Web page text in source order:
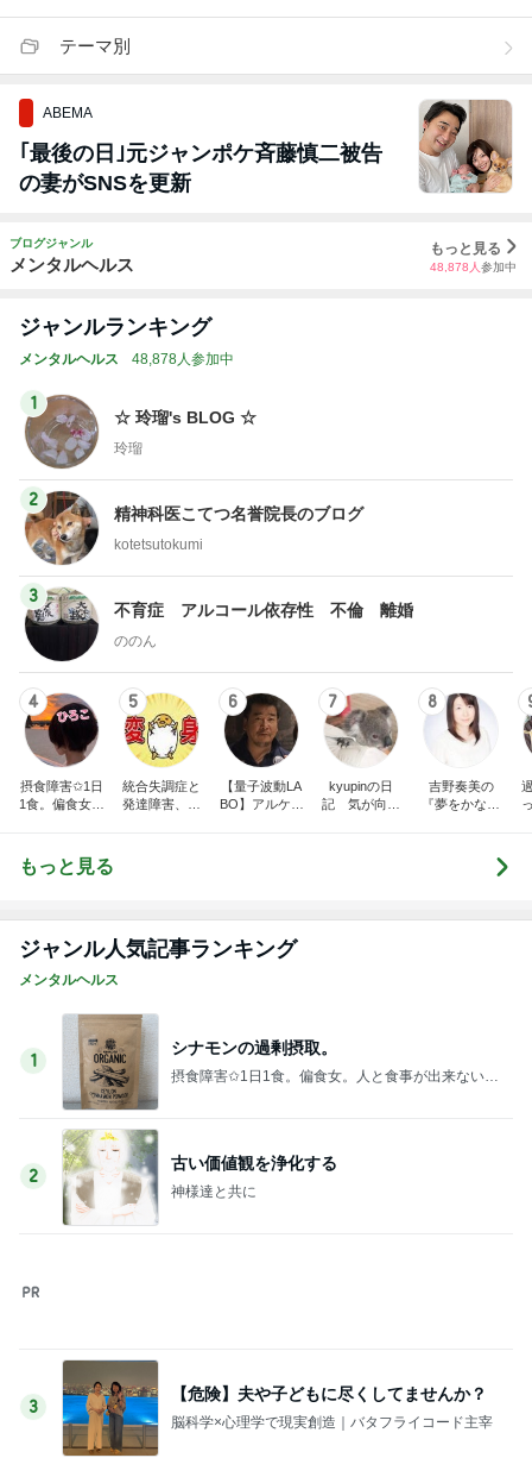
テーマ別
ABEMA
｢最後の日｣元ジャンポケ斉藤慎二被告
の妻がSNSを更新
ブログジャンル
メンタルヘルス
もっと見る
48,878 人 参加中
ジャンルランキング
メンタルヘルス 48,878人参加中
1
☆ 玲瑠's BLOG ☆
玲瑠
2
精神科医こてつ名誉院長のブログ
kotetsutokumi
3
不育症 アルコール依存性 不倫 離婚
ののん
4
摂食障害✩1日
1食。偏食女。
身体は、ケー
キで出来てい
5
統合失調症と
発達障害、ゆ
6
【量子波動LA
BO】アルケミ
7
kyupinの日
記 気が向け
8
吉野奏美の
『夢をかなえ
もっと見る
ジャンル人気記事ランキング
メンタルヘルス
1
シナモンの過剰摂取。
摂食障害✩1日1食。偏食女。人と食事が出来ない。
2
古い価値観を浄化する
神様達と共に
3
【危険】夫や子どもに尽くしてませんか？
脳科学×心理学で現実創造｜バタフライコード主宰